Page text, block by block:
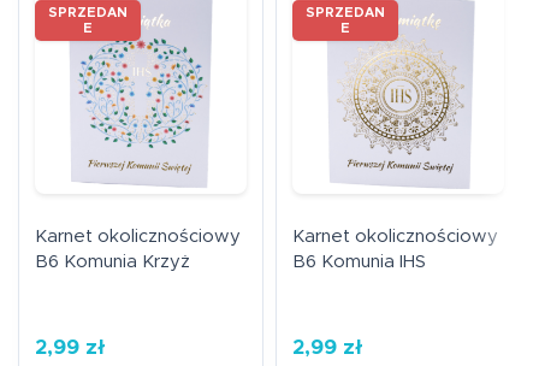
SPRZEDAN
E
Karnet okolicznościowy
B6 Komunia Krzyż
2,99 zł
SPRZEDAN
E
Karnet okolicznościowy
B6 Komunia IHS
2,99 zł